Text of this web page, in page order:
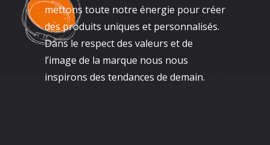
mettons toute notre énergie pour créer
des produits uniques et personnalisés.
Dans le respect des valeurs et de
l’image de la marque nous nous
inspirons des tendances de demain.